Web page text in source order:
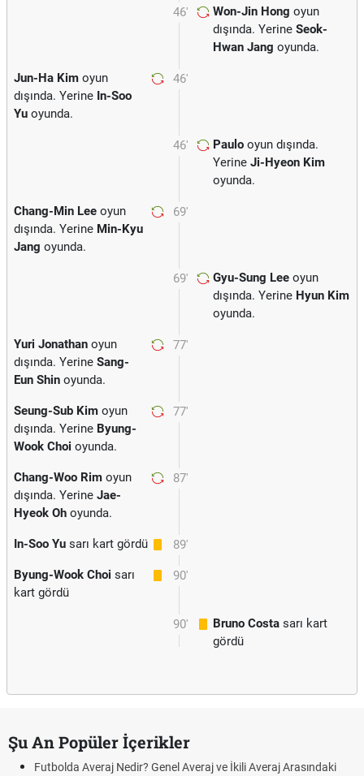
46' Won-Jin Hong oyun
dışında. Yerine Seok-
Hwan Jang oyunda.
46'
Jun-Ha Kim oyun
dışında. Yerine In-Soo
Yu oyunda.
46' Paulo oyun dışında.
Yerine Ji-Hyeon Kim
oyunda.
69'
Chang-Min Lee oyun
dışında. Yerine Min-Kyu
Jang oyunda.
69' Gyu-Sung Lee oyun
dışında. Yerine Hyun Kim
oyunda.
77'
Yuri Jonathan oyun
dışında. Yerine Sang-
Eun Shin oyunda.
77'
Seung-Sub Kim oyun
dışında. Yerine Byung-
Wook Choi oyunda.
87'
Chang-Woo Rim oyun
dışında. Yerine Jae-
Hyeok Oh oyunda.
89'
In-Soo Yu sarı kart gördü
90'
Byung-Wook Choi sarı
kart gördü
90' Bruno Costa sarı kart
gördü
Şu An Popüler İçerikler
Futbolda Averaj Nedir? Genel Averaj ve İkili Averaj Arasındaki